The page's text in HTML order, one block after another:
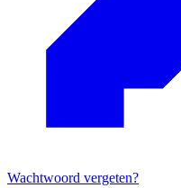
Wachtwoord vergeten?